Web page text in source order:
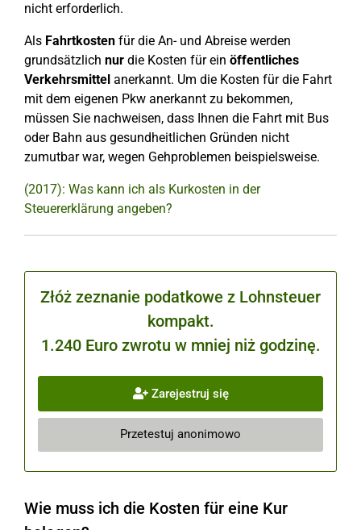
nicht erforderlich.
Als Fahrtkosten für die An- und Abreise werden
grundsätzlich nur die Kosten für ein öffentliches
Verkehrsmittel anerkannt. Um die Kosten für die Fahrt
mit dem eigenen Pkw anerkannt zu bekommen,
müssen Sie nachweisen, dass Ihnen die Fahrt mit Bus
oder Bahn aus gesundheitlichen Gründen nicht
zumutbar war, wegen Gehproblemen beispielsweise.
(2017): Was kann ich als Kurkosten in der
Steuererklärung angeben?
Złóż zeznanie podatkowe z Lohnsteuer
kompakt.
1.240 Euro zwrotu w mniej niż godzinę.
Zarejestruj się
Przetestuj anonimowo
Wie muss ich die Kosten für eine Kur